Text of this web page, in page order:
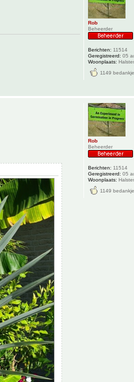
Rob
Beheerder
Berichten: 11514
Geregistreerd: 05
Woonplaats:
1149
Rob
Beheerder
Berichten: 11514
Geregistreerd: 05
Woonplaats:
1149